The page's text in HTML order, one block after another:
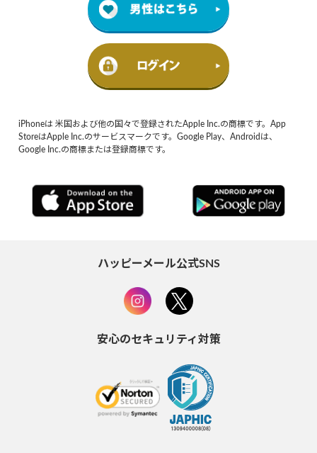
iPhoneは 米国および他の国々で登録されたApple Inc.の商標です。App
StoreはApple Inc.のサービスマークです。Google Play、Androidは、
Google Inc.の商標または登録商標です。
ハッピーメール公式SNS
安心のセキュリティ対策